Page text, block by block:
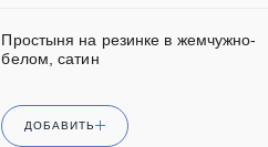
Простыня на резинке в жемчужно-
белом, сатин
ДОБАВИТЬ